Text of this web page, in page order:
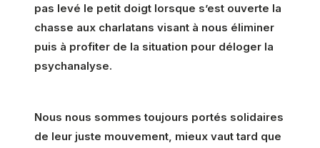
pas levé le petit doigt lorsque s’est ouverte la
chasse aux charlatans visant à nous éliminer
puis à profiter de la situation pour déloger la
psychanalyse.
Nous nous sommes toujours portés solidaires
de leur juste mouvement, mieux vaut tard que